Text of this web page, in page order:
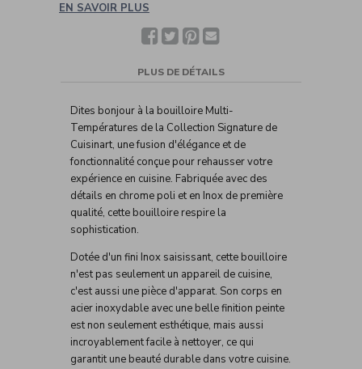
EN SAVOIR PLUS
Facebook
TwitterPinterestPartager
avec
ami(e)
PLUS DE DÉTAILS
Dites bonjour à la bouilloire Multi-
Températures de la Collection Signature de
Cuisinart, une fusion d'élégance et de
fonctionnalité conçue pour rehausser votre
expérience en cuisine. Fabriquée avec des
détails en chrome poli et en Inox de première
qualité, cette bouilloire respire la
sophistication.
Dotée d'un fini Inox saisissant, cette bouilloire
n'est pas seulement un appareil de cuisine,
c'est aussi une pièce d'apparat. Son corps en
acier inoxydable avec une belle finition peinte
est non seulement esthétique, mais aussi
incroyablement facile à nettoyer, ce qui
garantit une beauté durable dans votre cuisine.